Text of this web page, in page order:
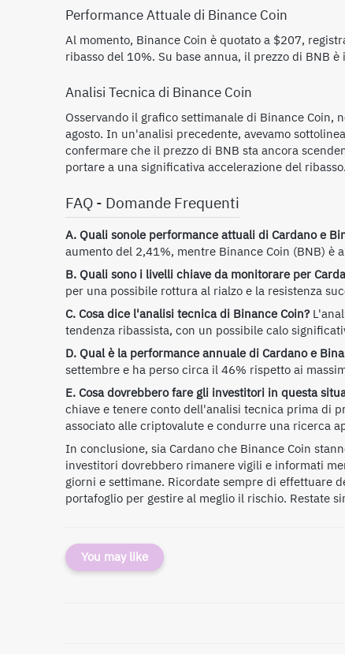
Performance Attuale di Binance Coin
Al momento, Binance Coin è quotato a $207,
ribasso del 10%. Su base annua, il prezzo di BNB
Analisi Tecnica di Binance Coin
Osservando il grafico settimanale di Binance
agosto. In un'analisi precedente, avevamo
confermare che il prezzo di BNB sta ancora
portare a una significativa accelerazione del ribasso.
FAQ - Domande Frequenti
A. Quali sonole performance attuali di Cardano e
aumento del 2,41%, mentre Binance Coin (BNB) è
B. Quali sono i livelli chiave da monitorare per
per una possibile rottura al rialzo e la resistenza
C. Cosa dice l'analisi tecnica di Binance Coin?
tendenza ribassista, con un possibile calo
D. Qual è la performance annuale di Cardano e
settembre e ha perso circa il 46% rispetto ai
E. Cosa dovrebbero fare gli investitori in questa
chiave e tenere conto dell'analisi tecnica prima di
associato alle criptovalute e condurre una ricerca
In conclusione, sia Cardano che Binance Coin
investitori dovrebbero rimanere vigili e informati
giorni e settimane. Ricordate sempre di effettuare
portafoglio per gestire al meglio il rischio. Restate
You may like